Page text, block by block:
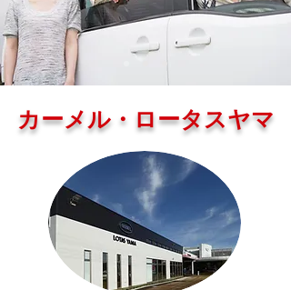
カーメル・ロータスヤマ